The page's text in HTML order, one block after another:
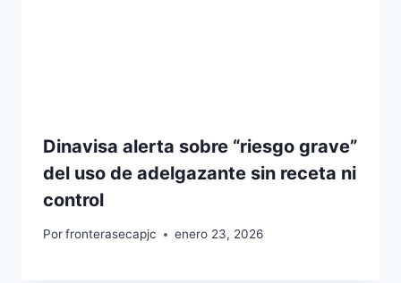
Dinavisa alerta sobre “riesgo grave”
del uso de adelgazante sin receta ni
control
Porfronterasecapjc enero 23, 2026